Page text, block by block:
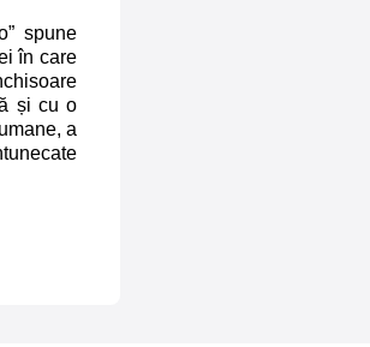
spune
în care
și cu o
a